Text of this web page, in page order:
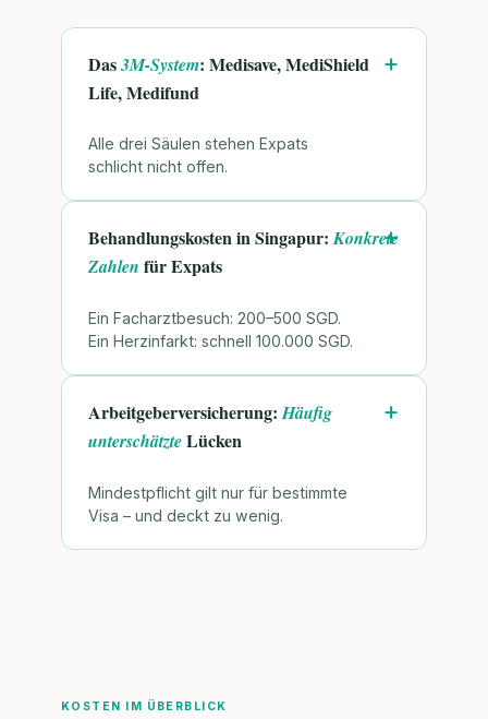
Das3M-System: Medisave, MediShield
Life, Medifund
Alle drei Säulen stehen Expats
schlicht nicht offen.
Behandlungskosten in Singapur:Konkrete
Zahlen für Expats
Ein Facharztbesuch: 200–500 SGD.
Ein Herzinfarkt: schnell 100.000 SGD.
Arbeitgeberversicherung:Häufig
unterschätzteLücken
Mindestpflicht gilt nur für bestimmte
Visa – und deckt zu wenig.
KOSTEN IM ÜBERBLICK